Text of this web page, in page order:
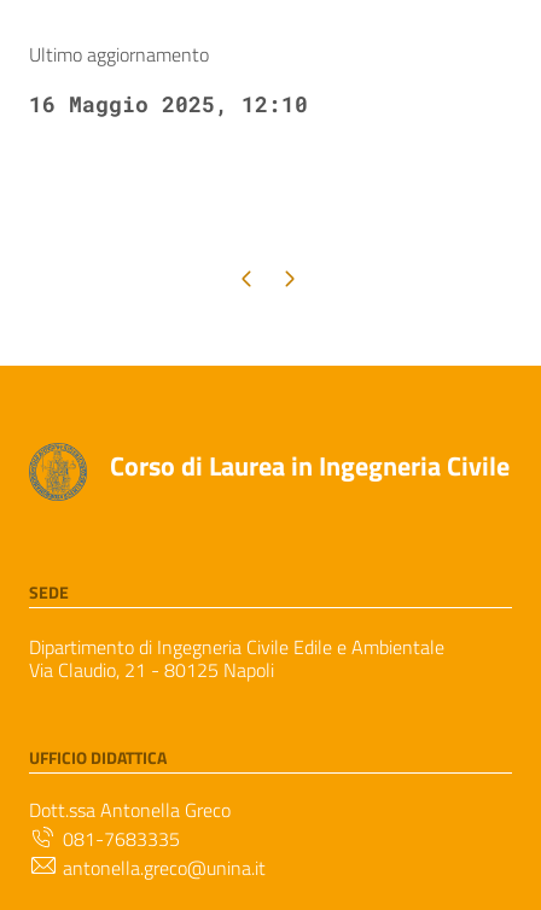
Ultimo aggiornamento
16 Maggio 2025, 12:10
Pagina precedente
Pagina successiva
Corso di Laurea in Ingegneria Civile
SEDE
Dipartimento di Ingegneria Civile Edile e Ambientale
Via Claudio, 21 - 80125 Napoli
UFFICIO DIDATTICA
Dott.ssa Antonella Greco
081-7683335
antonella.greco@unina.it